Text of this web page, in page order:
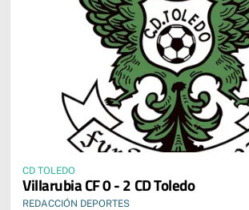
CD TOLEDO
Villarubia CF 0 - 2 CD Toledo
REDACCIÓN DEPORTES